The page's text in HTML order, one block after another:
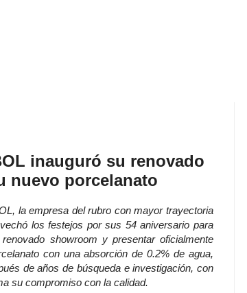
inauguró su renovado
nuevo porcelanato
la empresa del rubro con mayor trayectoria
los festejos por sus 54 aniversario para
showroom y presentar oficialmente
con una absorción de 0.2% de agua,
de años de búsqueda e investigación, con
su compromiso con la calidad.